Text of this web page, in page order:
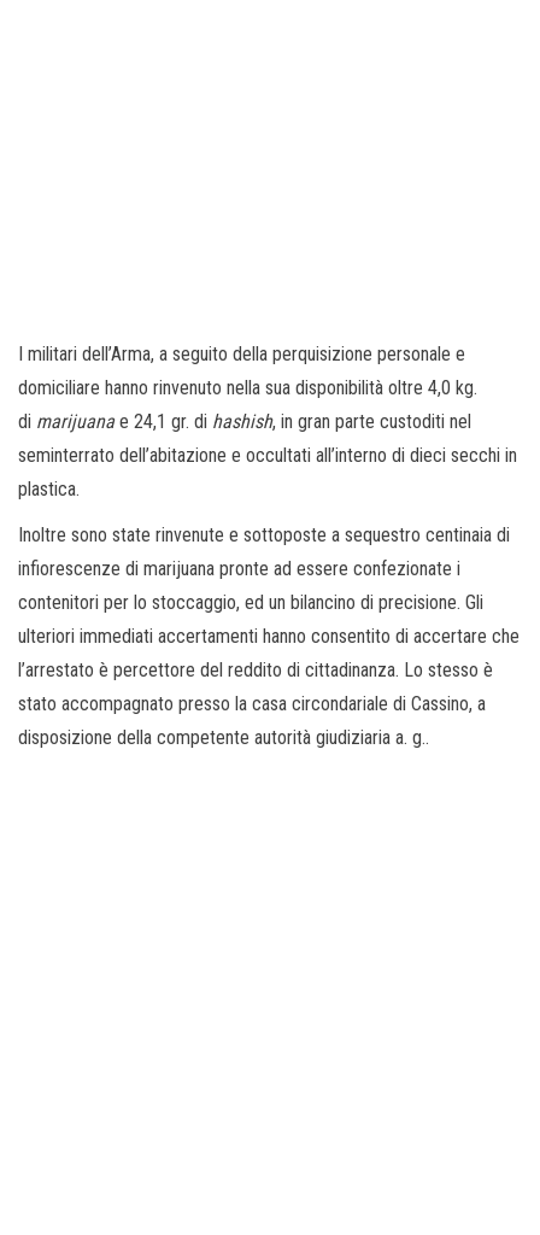
I militari dell’Arma, a seguito della perquisizione personale e
domiciliare hanno rinvenuto nella sua disponibilità oltre 4,0 kg.
di marijuanae 24,1 gr. di hashish, in gran parte custoditi nel
seminterrato dell’abitazione e occultati all’interno di dieci secchi in
plastica.
Inoltre sono state rinvenute e sottoposte a sequestro centinaia di
infiorescenze di marijuana pronte ad essere confezionate i
contenitori per lo stoccaggio, ed un bilancino di precisione. Gli
ulteriori immediati accertamenti hanno consentito di accertare che
l’arrestato è percettore del reddito di cittadinanza. Lo stesso è
stato accompagnato presso la casa circondariale di Cassino, a
disposizione della competente autorità giudiziaria a. g..